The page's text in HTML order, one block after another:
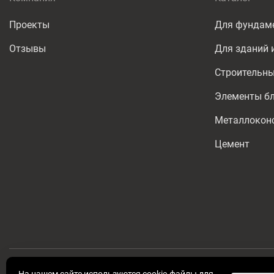
Проекты
Отзывы
Для
Для зданий
Элементы
Цемент